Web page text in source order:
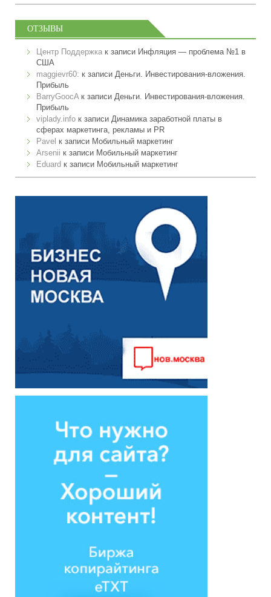
ОТЗЫВЫ
Центр Поддержка к записи Инфляция — проблема №1 в
США
maggievr60: к записи Деньги. Инвестирования-вложения.
Прибыль
BarryGoocA к записи Деньги. Инвестирования-вложения.
Прибыль
viplady.info к записи Динамика заработной платы в
сферах маркетинга, рекламы и PR
Pavel к записи Мобильный маркетинг
Arsenii к записи Мобильный маркетинг
Eduard к записи Мобильный маркетинг